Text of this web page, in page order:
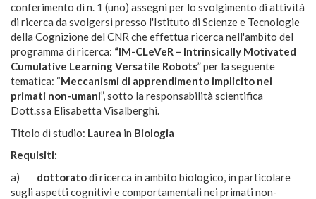
conferimento di n. 1 (uno) assegni per lo svolgimento di attività
di ricerca da svolgersi presso l'Istituto di Scienze e Tecnologie
della Cognizione del CNR che effettua ricerca nell'ambito del
programma di ricerca: “IM-CLeVeR – Intrinsically Motivated
Cumulative Learning Versatile Robots”per la seguente
tematica: “Meccanismi di apprendimento implicito nei
primati non-umani”, sotto la responsabilità scientifica
Dott.ssa Elisabetta Visalberghi.
Titolo di studio: Laurea in Biologia
Requisiti:
a) dottoratodi ricerca in ambito biologico, in particolare
sugli aspetti cognitivi e comportamentali nei primati non-